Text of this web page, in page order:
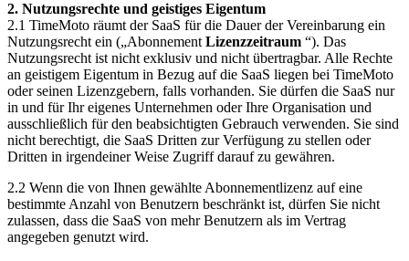
2. Nutzungsrechte und geistiges Eigentum
2.1 TimeMoto räumt der SaaS für die Dauer der Vereinbarung ein
Nutzungsrecht ein („Abonnement Lizenzzeitraum “). Das
Nutzungsrecht ist nicht exklusiv und nicht übertragbar. Alle Rechte
an geistigem Eigentum in Bezug auf die SaaS liegen bei TimeMoto
oder seinen Lizenzgebern, falls vorhanden. Sie dürfen die SaaS nur
in und für Ihr eigenes Unternehmen oder Ihre Organisation und
ausschließlich für den beabsichtigten Gebrauch verwenden. Sie sind
nicht berechtigt, die SaaS Dritten zur Verfügung zu stellen oder
Dritten in irgendeiner Weise Zugriff darauf zu gewähren.
2.2 Wenn die von Ihnen gewählte Abonnementlizenz auf eine
bestimmte Anzahl von Benutzern beschränkt ist, dürfen Sie nicht
zulassen, dass die SaaS von mehr Benutzern als im Vertrag
angegeben genutzt wird.